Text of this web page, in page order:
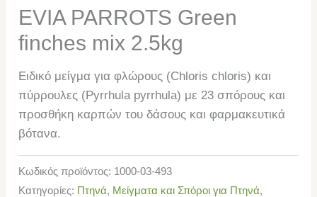
EVIA PARROTS Green
finches mix 2.5kg
Ειδικό μείγμα για φλώρους (Chloris chloris) και
πύρρουλες (Pyrrhula pyrrhula) με 23 σπόρους και
προσθήκη καρπών του δάσους και φαρμακευτικά
βότανα.
Κωδικός προϊόντος: 1000-03-493
Κατηγορίες: Πτηνά, Μείγματα και Σπόροι για Πτηνά,